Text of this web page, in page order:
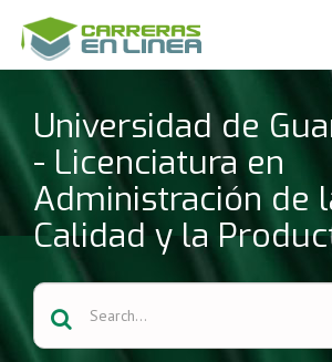
Universidad de
- Licenciatura en
Administración de
Calidad y la